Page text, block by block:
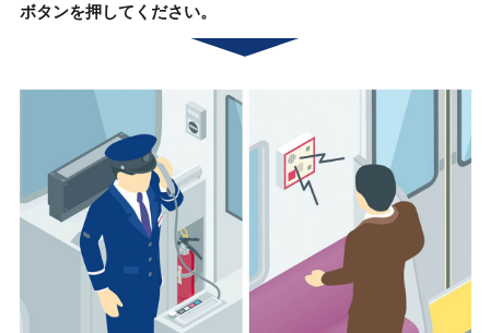
ボタンを押してください。